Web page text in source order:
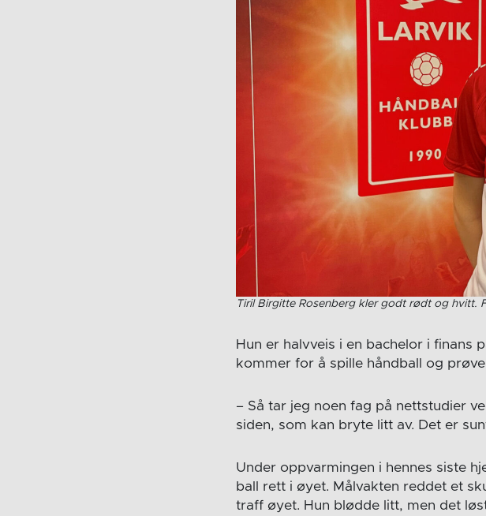
Tiril Birgitte Rosenberg kler godt rødt og hvitt.
Hun er halvveis i en bachelor i finans
kommer for å spille håndball og
– Så tar jeg noen fag på nettstudier
siden, som kan bryte litt av. Det er
Under oppvarmingen i hennes siste
ball rett i øyet. Målvakten reddet et
traff øyet. Hun blødde litt, men det